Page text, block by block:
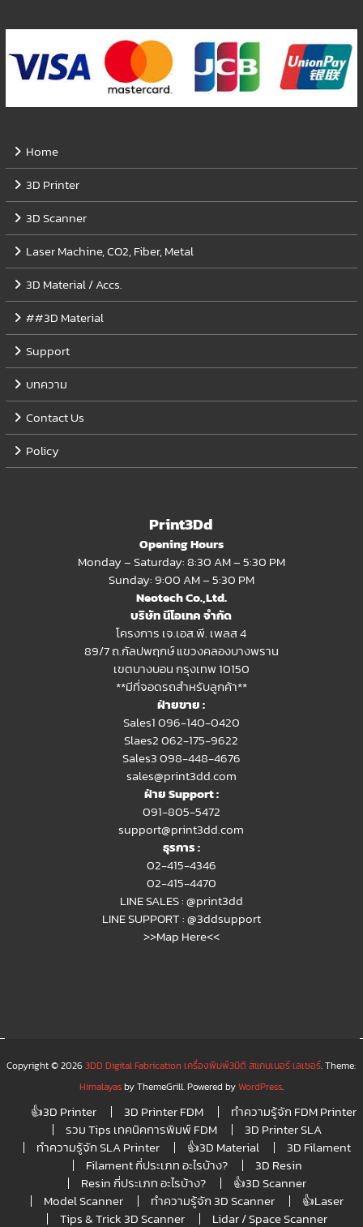
Home
3D Printer
3D Scanner
Laser Machine, CO2, Fiber, Metal
3D Material / Accs.
##3D Material
Support
บทความ
Contact Us
Policy
Print3Dd
Opening Hours
Monday – Saturday: 8:30 AM – 5:30 PM
Sunday: 9:00 AM – 5:30 PM
Neotech Co.,Ltd.
บริษัท นีโอเทค จำกัด
โครงการ เจ.เอส.พี. เพลส 4
89/7 ถ.กัลปพฤกษ์ แขวงคลองบางพราน
เขตบางบอน กรุงเทพ 10150
**มีที่จอดรถสำหรับลูกค้า**
ฝ่ายขาย :
Sales1 096-140-0420
Slaes2062-175-9622
Sales3 098-448-4676
sales@print3dd.com
ฝ่าย Support :
091-805-5472
support@print3dd.com
ธุรการ :
02-415-4346
02-415-4470
LINE SALES :@print3dd
LINE SUPPORT :@3ddsupport
>>Map Here<<
Copyright © 20263DD Digital Fabrication เครื่องพิมพ์3มิติ สแกนเนอร์ เลเซอร์. Theme:
Himalayasby ThemeGrill. Powered byWordPress.
👍3D Printer 3D Printer FDM
ทำความรู้จัก FDM Printer
รวม Tips เทคนิคการพิมพ์ FDM
3D Printer SLA
ทำความรู้จัก SLA Printer
👍3D Material
3D Filament
Filament กี่ประเภท อะไรบ้าง?
3D Resin
Resin กี่ประเภท อะไรบ้าง?
👍3D Scanner
Model Scanner
ทำความรู้จัก 3D Scanner
👍Laser
Tips & Trick 3D Scanner
Lidar / Space Scanner